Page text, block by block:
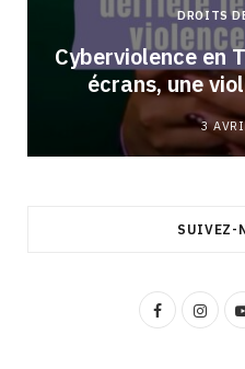
DROITS
Cyberviolence en
écrans, une
3
SUIVEZ-
F
I